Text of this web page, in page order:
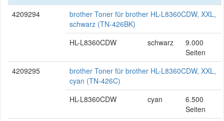
4209294
brother Toner für brother HL-L8360CDW, XXL,
schwarz (TN-426BK)
HL-L8360CDW
schwarz
9.000
Seiten
4209295
brother Toner für brother HL-L8360CDW, XXL,
cyan (TN-426C)
HL-L8360CDW
cyan
6.500
Seiten